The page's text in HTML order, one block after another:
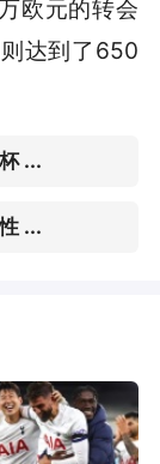
欧元的转会
达到了650
...
...